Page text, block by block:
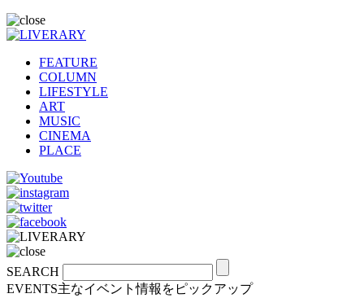
FEATURE
COLUMN
LIFESTYLE
ART
MUSIC
CINEMA
PLACE
SEARCH
EVENTS主なイベント情報をピックアップ